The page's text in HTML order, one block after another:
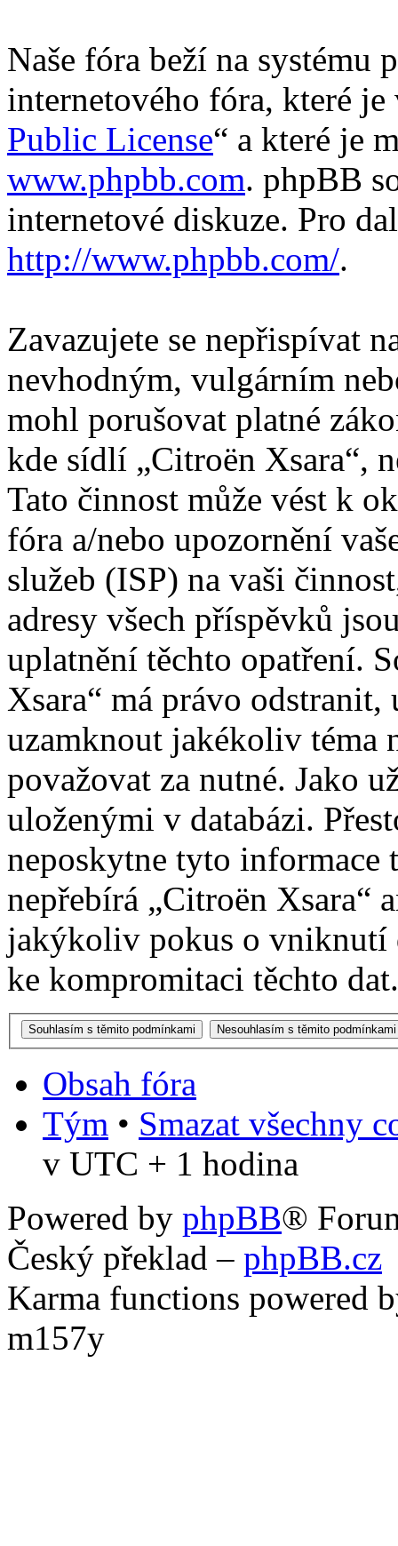
Naše fóra beží na systému
internetového fóra, které
Public License“ a které je
www.phpbb.com. phpBB
internetové diskuze. Pro
http://www.phpbb.com/.
Zavazujete se nepřispívat
nevhodným, vulgárním
mohl porušovat platné
kde sídlí „Citroën Xsara“,
Tato činnost může vést k
fóra a/nebo upozornění
služeb (ISP) na vaši
adresy všech příspěvků
uplatnění těchto opatření.
Xsara“ má právo
uzamknout jakékoliv téma
považovat za nutné. Jako
uloženými v databázi.
neposkytne tyto informace
nepřebírá „Citroën Xsara“
jakýkoliv pokus o vniknutí
ke kompromitaci těchto dat.
Obsah fóra
Tým • Smazat všechny
v UTC + 1 hodina
Powered by phpBB®
Český překlad – phpBB.cz
Karma functions powered
m157y